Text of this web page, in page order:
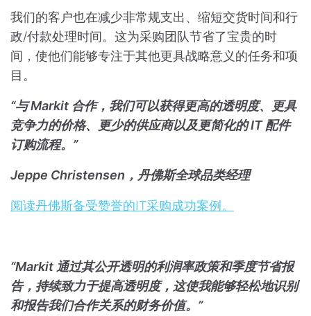
我们的客户也在减少非常规支出、缩短交货时间和行
政/付款处理时间。这为采购团队节省了宝贵的时
间，使他们能够专注于其他更具战略意义的任务和项
目。
“与 Markit 合作，我们可以获得更高的透明度、更具
竞争力的价格、更少的供应商以及更简化的 IT 配件
订购流程。”
Jeppe Christensen，丹佛斯全球品类经理
阅读丹佛斯备受赞誉的IT采购成功案例。
“Markit 通过其公开透明的利润率政策和季度节省报
告，持续致力于提高透明度，这使我能够轻松地识别
和报告我们合作关系的财务价值。”